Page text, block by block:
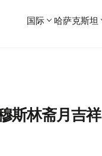
国际 哈萨克斯坦
斯林斋月吉祥